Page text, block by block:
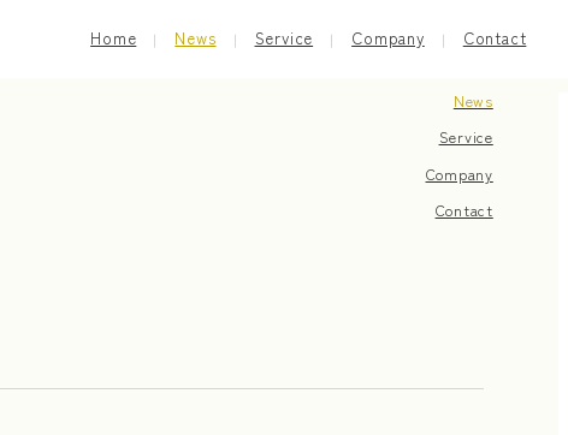
News
Service
Company
Contact
Home News Service Company Contact